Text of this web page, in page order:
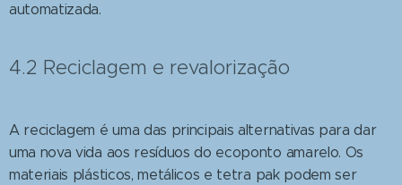
automatizada.
4.2 Reciclagem e revalorização
A reciclagem é uma das principais alternativas para dar
uma nova vida aos resíduos do ecoponto amarelo. Os
materiais plásticos, metálicos e tetra pak podem ser